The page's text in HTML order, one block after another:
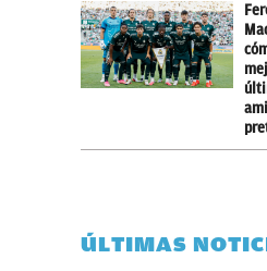
ÚLTIMAS